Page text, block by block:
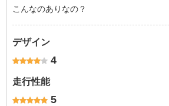
こんなのありなの？
デザイン
4
走行性能
5